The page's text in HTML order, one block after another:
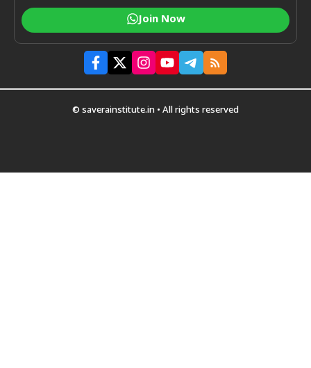
Join Now
© saverainstitute.in • All rights reserved